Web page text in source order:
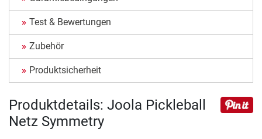
Test & Bewertungen
Zubehör
Produktsicherheit
Produktdetails: Joola Pickleball
Netz Symmetry